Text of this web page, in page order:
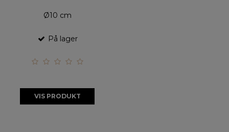
Ø10 cm
På lager
VIS PRODUKT